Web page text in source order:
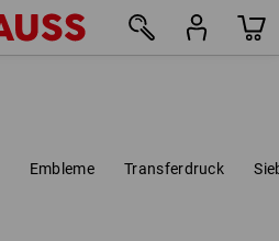
Embleme Transferdruck